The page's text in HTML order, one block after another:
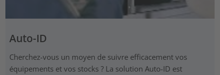
Auto-ID
Cherchez-vous un moyen de suivre efficacement vos
équipements et vos stocks ? La solution Auto-ID est